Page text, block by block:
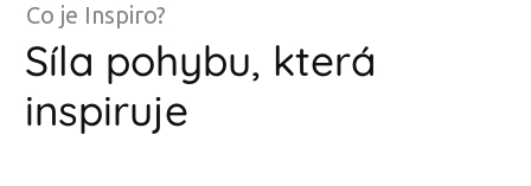
Co je Inspiro?
Síla pohybu, která
inspiruje